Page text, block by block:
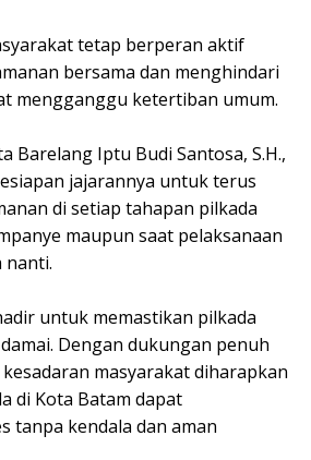
tetap berperan aktif
bersama dan menghindari
mengganggu ketertiban umum.
Barelang Iptu Budi Santosa, S.H.,
jajarannya untuk terus
di setiap tahapan pilkada
maupun saat pelaksanaan
nanti.
untuk memastikan pilkada
Dengan dukungan penuh
masyarakat diharapkan
di Kota Batam dapat
tanpa kendala dan aman